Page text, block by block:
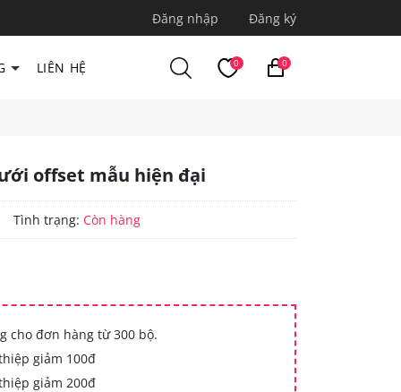
Đăng nhập Đăng ký
LIÊN HỆ 0 0
offset mẫu hiện đại
Tình trạng: Còn hàng
cho đơn hàng từ 300 bộ.
giảm 100đ
giảm 200đ